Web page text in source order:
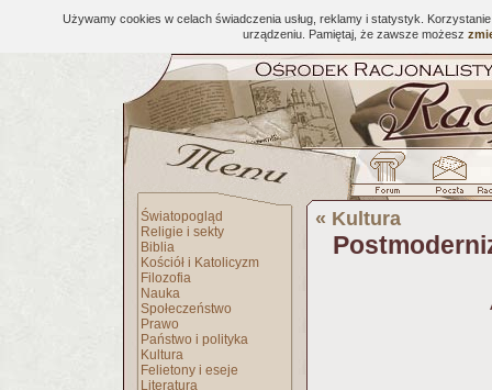
Używamy cookies w celach świadczenia usług, reklamy i statystyk.
urządzeniu. Pamiętaj, że zawsze możesz
Światopogląd
Religie i sekty
Biblia
Kościół i Katolicyzm
Filozofia
Nauka
Społeczeństwo
Prawo
Państwo i polityka
Kultura
Felietony i eseje
Literatura
« Kultura